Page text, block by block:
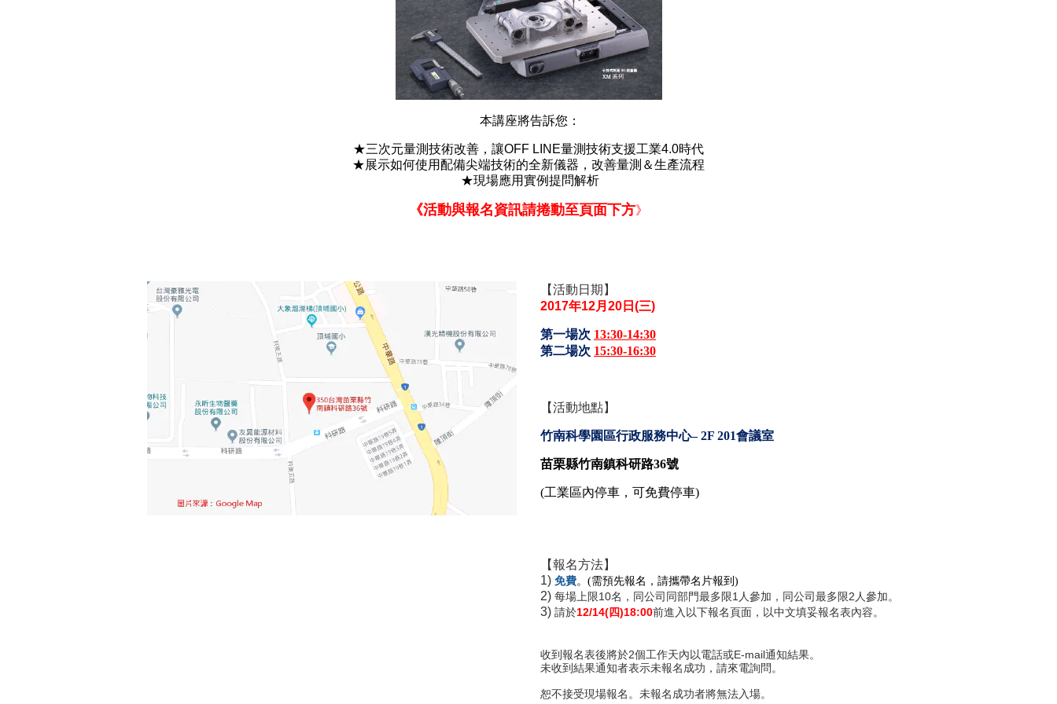
本講座將告訴您：
★三次元量測技術改善，讓OFF LINE量測技術支援工業4.0時代
★展示如何使用配備尖端技術的全新儀器，改善量測＆生產流程
★現場應用實例提問解析
《活動與報名資訊請捲動至頁面下方》
【活動日期】
2017年12月20日(三)
第一場次 13:30-14:30
第二場次 15:30-16:30
【活動地點】
竹南科學園區行政服務中心– 2F 201會議室
苗栗縣竹南鎮科研路36號
(工業區內停車，可免費停車)
【報名方法】
1) 免費。 (需預先報名，請攜帶名片報到 )
2) 每場上限10名， 同公司同部門最多限1人參加，同公司最多限2人參加。
3) 請於12/14(四)18:00前進入以下報名頁面， 以中文填妥報名表內容。
收到報名表後將於2個工作天內以電話或E-mail通知結果。
未收到結果通知者表示未報名成功，請來電詢問。
恕不接受現場報名。未報名成功者將無法入場。